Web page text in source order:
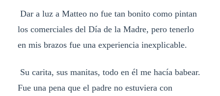
Dar a luz a Matteo no fue tan bonito como pintan
los comerciales del Día de la Madre, pero tenerlo
en mis brazos fue una experiencia inexplicable.
Su carita, sus manitas, todo en él me hacía babear.
Fue una pena que el padre no estuviera con